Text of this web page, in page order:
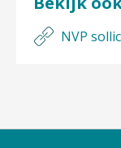
NVP